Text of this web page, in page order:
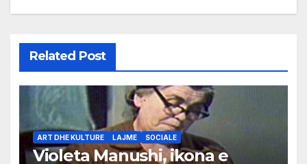
Related Post
ART DHE KULTURE LAJME SOCIALE
Violeta Manushi, ikona e